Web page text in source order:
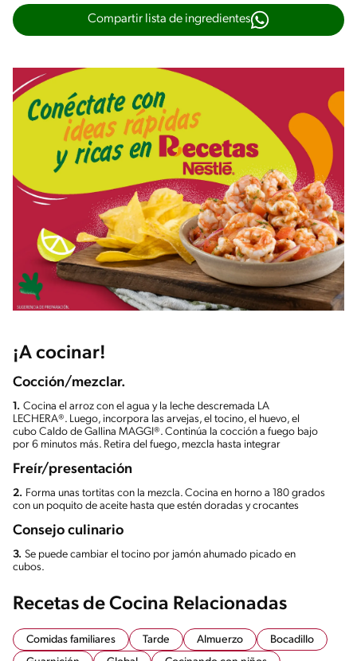
Compartir lista de ingredientes
¡A cocinar!
Cocción/mezclar.
1. Cocina el arroz con el agua y la leche descremada LA
LECHERA®. Luego, incorpora las arvejas, el tocino, el huevo, el
cubo Caldo de Gallina MAGGI®. Continúa la cocción a fuego bajo
por 6 minutos más. Retira del fuego, mezcla hasta integrar
Freír/presentación
2. Forma unas tortitas con la mezcla. Cocina en horno a 180 grados
con un poquito de aceite hasta que estén doradas y crocantes
Consejo culinario
3. Se puede cambiar el tocino por jamón ahumado picado en
cubos.
Recetas de Cocina Relacionadas
Comidas familiares Tarde Almuerzo
Bocadillo